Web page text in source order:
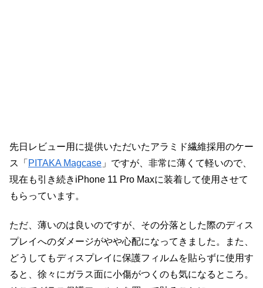
先日レビュー用に提供いただいたアラミド繊維採用のケー
ス「 PITAKA Magcase 」ですが、非常に薄くて軽いので、
現在も引き続きiPhone 11 Pro Maxに装着して使用させて
もらっています。
ただ、薄いのは良いのですが、その分落とした際のディス
プレイへのダメージがやや心配になってきました。また、
どうしてもディスプレイに保護フィルムを貼らずに使用す
ると、徐々にガラス面に小傷がつくのも気になるところ。